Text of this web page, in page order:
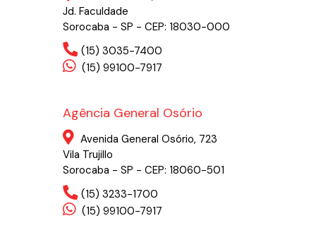
Jd. Faculdade
Sorocaba - SP - CEP: 18030-000
(15) 3035-7400
(15) 99100-7917
Agência General Osório
Avenida General Osório, 723
Vila Trujillo
Sorocaba - SP - CEP: 18060-501
(15) 3233-1700
(15) 99100-7917